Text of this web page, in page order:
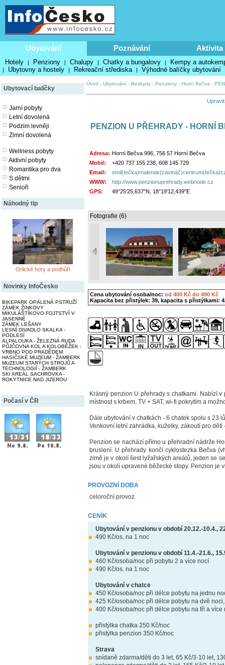
Ubytování Poznávání Aktivita
Hotely | Penziony | Chalupy | Chatky a bungalovy | Kempy a
| Ubytovny a hostely | Rekreační střediska | Výhodné balíčky ubytování
Ubytovací balíčky
Jarní pobyty
Letní dovolená
Podzim levněji
Zimní dovolená
Wellness pobyty
Aktivní pobyty
Romantika pro dva
S dětmi
Senioři
Náhodný tip
Orlické hory a podhůří
Novinky InfoČesko
BIKEPARK OPÁLENÁ PSTRUŽÍ
ZÁMEK ŽINKOVY
MIKULÁŠTÍKOVO FOJTSTVÍ V
JASENNÉ
ZÁMEK LEŠANY
LESNÍ DIVADLO SKALKA -
PODLESÍ
ALPALOUKA - ŽELEZNÁ RUDA
PŮJČOVNA KOL A KOLOBĚŽEK -
VRBNO POD PRADĚDEM
HASIČSKÉ MUZEUM - ŽAMBERK
MUZEUM STARÝCH STROJŮ A
TECHNOLOGIÍ - ŽAMBERK
SKI AREÁL SACHROVKA -
ROKYTNICE NAD JIZEROU
Počasí v ČR
Úvod - Ubytování - Beskydy - Penziony - Horní Bečva -
PENZION U PŘEHRADY - HORNÍ
Adresa: Horní Bečva 996, 756 57 Horní Bečva
Mobil:
+420 737 155 238, 608 145 729
Email:
WWW:
http://www.penzionuprehrady.webnode.cz
GPS:
49°25'25,637"N, 18°19'12,439"E
Fotografie (6)
Cena ubytování osoba/noc: od 400 Kč do 490 Kč
Kapacita bez přistýlek: 39, kapacita s přistýlkami:
Krásný penzion U přehrady s chatkami. Nabízí
místnost s krbem, TV + SAT, wi-fi pokrytím a
Dále ubytování v chatkách - 6 chatek spolu s 23
Venkovní letní zahrádka, kuželky, zákoutí pro děti
Penzion se nachází přímo u přehradní nádrže
bruslení. U přehrady končí cyklostezka Bečva
zimě je v okolí šest lyžařských areálů, jeden se
jsou v okolí upravené běžecké stopy. Penzion je
PROVOZNÍ DOBA
celoroční provoz.
CENÍK
Ubytování v penzionu v období 20.12.-10.4.,
490 Kč/os. na 1 noc
Ubytování v penzionu v období 11.4.-21.6.,
460 Kč/osoba/noc při pobytu 2 a více nocí
490 Kč/os. na 1 noc
Ubytování v chatce
450 Kč/osoba/noc při délce pobytu na jednu
425 Kč/osoba/noc při délce pobytu na dvě noci,
400 Kč/osoba/noc při délce pobytu na tři a více
přistýlka chatka 250 Kč/noc
přistýlka penzion 350 Kč/noc
Strava
snídaně zdarma/děti do 3 let, 65 Kč/3-10 let,